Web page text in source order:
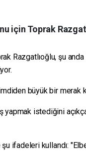
için Toprak
Razgatlıoğlu, şu anda
büyük bir merak
istediğini
ifadeleri kullandı: